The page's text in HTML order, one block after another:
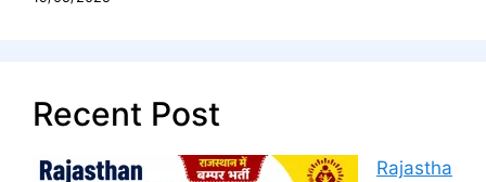
Recent Post
Rajastha